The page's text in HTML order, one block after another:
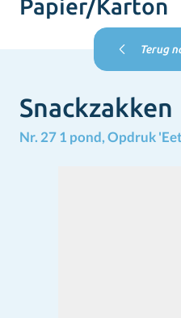
Papier/Karton
Terug
Snackzakken
Nr. 27 1 pond, Opdruk